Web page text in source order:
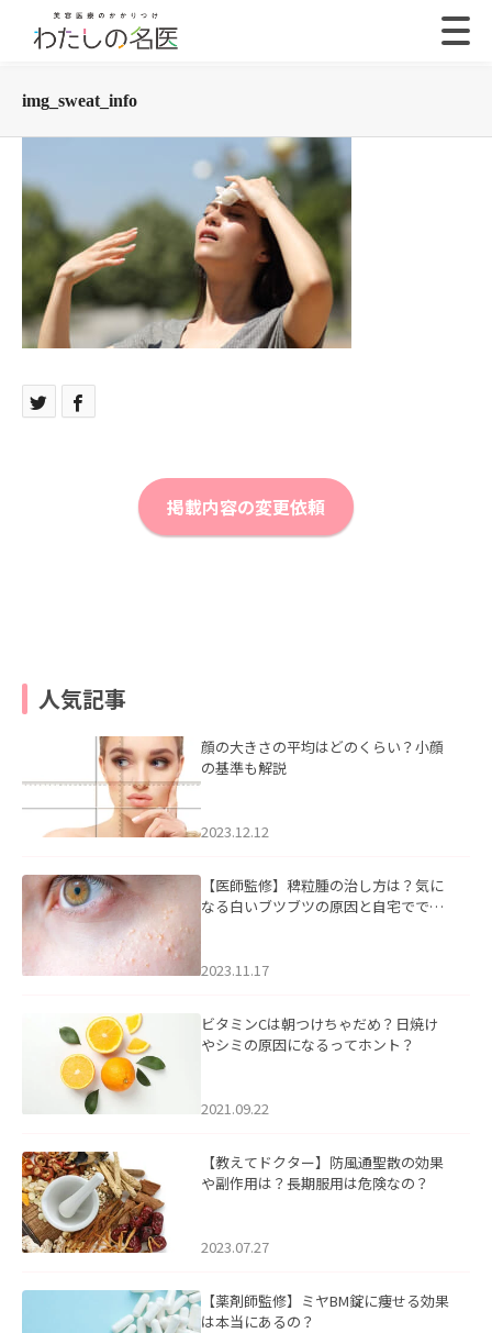
img_sweat_info
掲載内容の変更依頼
人気記事
顔の大きさの平均はどのくらい？小顔
の基準も解説
2023.12.12
【医師監修】稗粒腫の治し方は？気に
なる白いブツブツの原因と自宅ででき
2023.11.17
ビタミンCは朝つけちゃだめ？日焼け
やシミの原因になるってホント？
2021.09.22
【教えてドクター】防風通聖散の効果
や副作用は？長期服用は危険なの？
2023.07.27
【薬剤師監修】ミヤBM錠に痩せる効果
は本当にあるの？